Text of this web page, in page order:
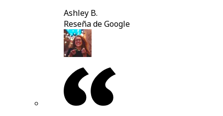
Ashley B.
Reseña de Google